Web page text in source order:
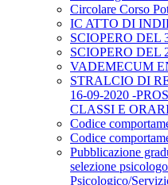
Circolare Corso
IC ATTO DI
SCIOPERO DEL
SCIOPERO DEL
VADEMECUM
STRALCIO DI
16-09-2020 -
CLASSI E
Codice
Codice
Pubblicazione
selezione
Psicologico/